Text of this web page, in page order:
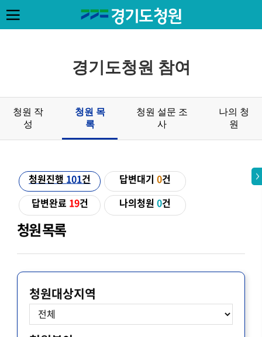
경기도청원 참여
청원 작
성
청원 목
록
청원 설문 조
사
나의 청
원
청원 목록
청원진행 101건 답변대기0건
답변완료 19건 나의청원0건
청원대상지역